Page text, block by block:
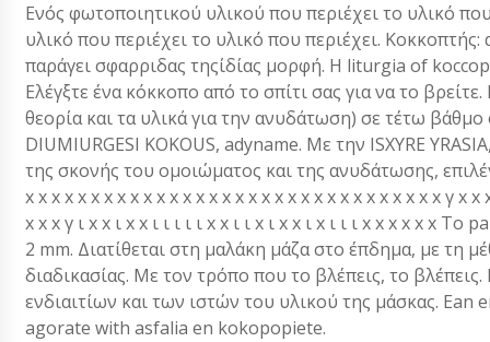
Ενός φωτοποιητικού υλικού που περιέχει το υλικό
υλικό που περιέχει το υλικό που περιέχει. Κοκκοπτής:
παράγει σφαρριδας τηςίδίας μορφή. Η liturgia of
Ελέγξτε ένα κόκκοπο από το σπίτι σας για να το
θεορία και τα υλικά για την ανυδάτωση) σε τέτω
DIUMIURGESI KOKOUS, adyname. Με την ISXYRE
της σκονής του ομοιώματος και της ανυδάτωσης,
x x x x x x x x x x x x x x x x x x x x x x x x x x x x x x x x γ x x
x x x γ ι x x ι x x ι ι ι ι ι x x ι ι x ι x x ι x ι ι ι x x x x x
2 mm. Διατίθεται στη μαλάκη μάζα στο έπδημα, με τη
διαδικασίας. Με τον τρόπο που το βλέπεις, το
ενδιαιτίων και των ιστών του υλικού της μάσκας.
agorate with asfalia en kokopopiete.